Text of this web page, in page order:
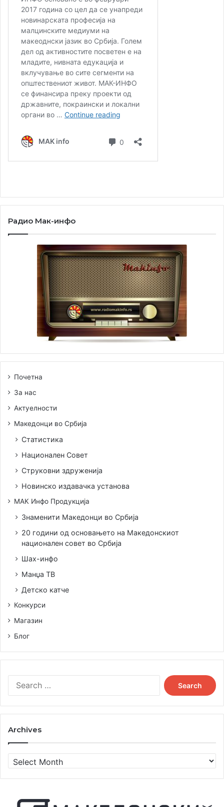
Радио Мак-инфо
Почетна
За нас
Актуелности
Македонци во Србија
Статистика
Национален Совет
Струковни здруженија
Новинско издавачка установа
МАК Инфо Продукција
Знаменити Македонци во Србија
20 години од основањето на Македонскиот
национален совет во Србија
Шах-инфо
Манџа ТВ
Детско катче
Конкурси
Магазин
Блог
Search
for:
Archives
Archives